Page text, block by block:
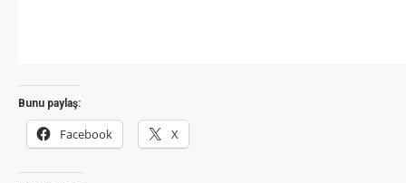
Bunu paylaş:
Facebook X